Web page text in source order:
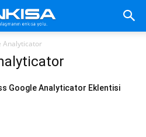
Analyticator
Google Analyticator Eklentisi